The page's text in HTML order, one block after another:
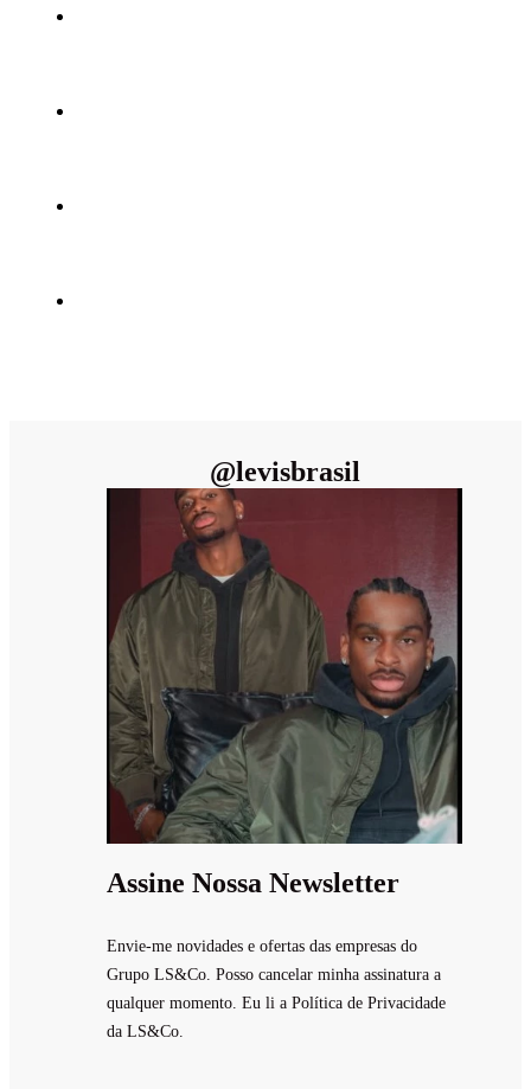
@levisbrasil
Assine Nossa Newsletter
Envie-me novidades e ofertas das empresas do
Grupo LS&Co. Posso cancelar minha assinatura a
qualquer momento. Eu li a Política de Privacidade
da LS&Co.